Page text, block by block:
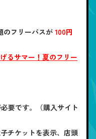
のフリーパスが100円
るサマー！夏のフリー
要です。（購入サイト
チケットを表示、店頭